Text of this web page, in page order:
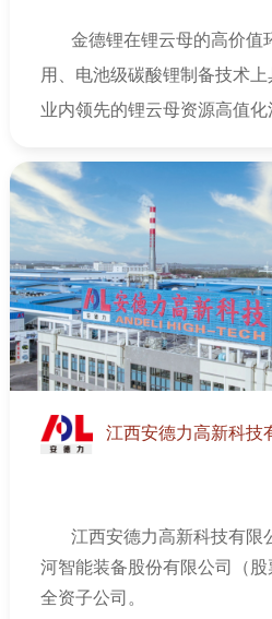
金德锂在锂云母的高价值
用、电池级碳酸锂制备技术
业内领先的锂云母资源高值
国工程院院士何季麟、中国
中南大学等专家组成的科技成
为该技术实现了锂云母全组分
锂云母高值利用的新途径，
水平。
江西安德力高新科技
江西安德力高新科技有限
河智能装备股份有限公司（股
全资子公司。